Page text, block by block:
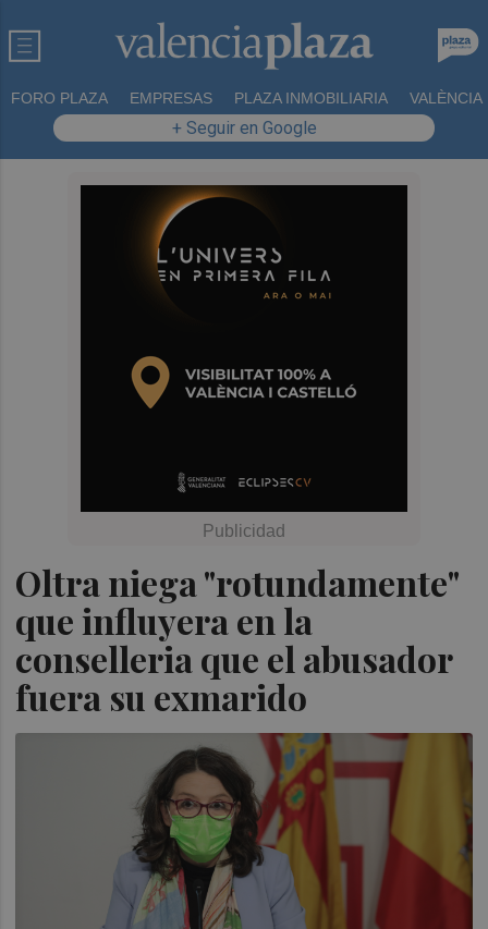
FORO PLAZA EMPRESAS PLAZA INMOBILIARIA VALÈNCIA
+ Seguir en Google
Oltra niega "rotundamente"
que influyera en la
conselleria que el abusador
fuera su exmarido